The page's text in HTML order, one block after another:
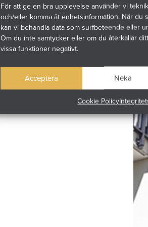
För att ge en bra upplevelse använder vi
och/eller komma åt enhetsinformation. När du
kan vi behandla data som surfbeteende eller
Om du inte samtycker eller om du återkallar
vissa funktioner negativt.
Acceptera Neka
Cookie Policy